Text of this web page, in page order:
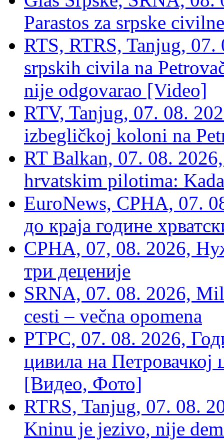
Parastos za srpske
RTS, RTRS, Tanjug,
srpskih civila na
nije odgovarao [Video]
RTV, Tanjug, 07. 08.
izbegličkoj koloni na
RT Balkan, 07. 08.
hrvatskim pilotima:
EuroNews, СРНА, 07.
до краја године
СРНА, 07, 08. 2026,
три деценије
SRNA, 07. 08. 2026,
cesti – večna opomena
РТРС, 07. 08. 2026,
цивила на Петровачкој
[Видео, Фото]
RTRS, Tanjug, 07. 08.
Kninu je jezivo, nije